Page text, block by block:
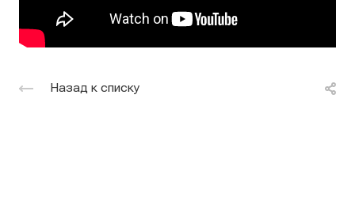
Назад к списку